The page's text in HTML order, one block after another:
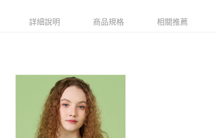
帳／街口支付／iPASS MONEY」等通路繳費。
2.基於同意付款使用「大哥付你分期」之契約關係目的，商店將以您的個人
資料（包含姓名、電話或地址）提供予台灣大哥大進項蒐集、處理及利用，
由本公司與您本人進行分期帳單所需資料之確認、核對及更正。
3.完整用戶服務條款，請詳閱以下連結：
２．訂單成立數日內，您將收到繳費通知簡訊。
※ 交易是否成功請以「AFTEE先享後付 」之結帳頁面顯示為準，若有關於
是否繳費成功／繳費後需取消欲退款等相關疑問，請聯繫「AFTEE先享後付
客戶支援中心」https://netprotections.freshdesk.com/support/home
【注意事項】
１．透過由恩沛科技股份有限公司提供之「AFTEE先享後付」服務完成之交
易，需依本服務之必要範圍內提供個人資料，並將交易相關給付款項請求債
付款後萊爾富取貨
每筆NT$80，滿NT$2,000(含以上)免運費
7-11取貨付款
每筆NT$80，滿NT$2,000(含以上)免運費
詳細說明 商品規格 相關推薦